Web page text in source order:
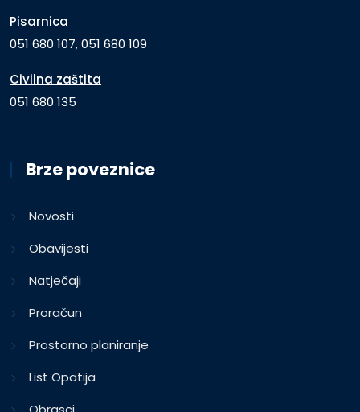
Pisarnica
051 680 107, 051 680 109
Civilna zaštita
051 680 135
Brze poveznice
Novosti
Obavijesti
Natječaji
Proračun
Prostorno planiranje
List Opatija